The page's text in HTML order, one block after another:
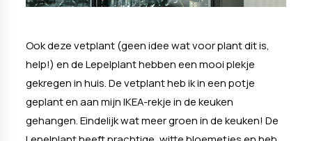
Ook deze vetplant (geen idee wat voor plant dit is,
help!) en de Lepelplant hebben een mooi plekje
gekregen in huis. De vetplant heb ik in een potje
geplant en aan mijn IKEA-rekje in de keuken
gehangen. Eindelijk wat meer groen in de keuken! De